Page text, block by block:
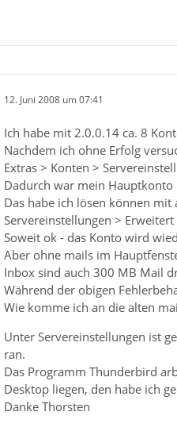
12. Juni 2008 um 07:41
Ich habe mit 2.0.0.14 ca. 8
Nachdem ich ohne Erfolg
Extras > Konten >
Dadurch war mein
Das habe ich lösen können
Servereinstellungen >
Soweit ok - das Konto wird
Aber ohne mails im
Inbox sind auch 300 MB Mail
Während der obigen
Wie komme ich an die alten
Unter Servereinstellungen ist
ran.
Das Programm Thunderbird
Desktop liegen, den habe ich
Danke Thorsten